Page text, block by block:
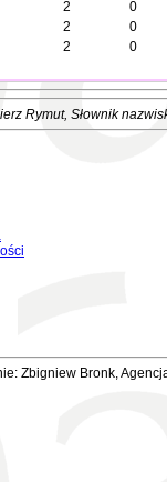
2
0
2
0
2
0
Rymut, Słownik
Zbigniew Bronk,